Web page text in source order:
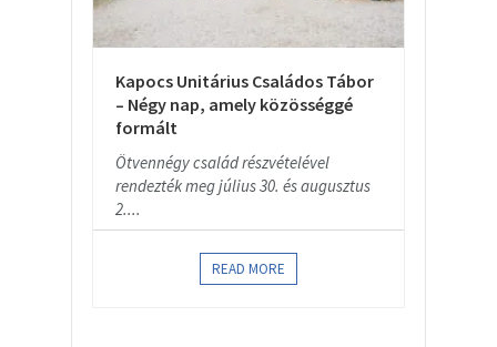
Kapocs Unitárius Családos Tábor
– Négy nap, amely közösséggé
formált
Ötvennégy család részvételével
rendezték meg július 30. és augusztus
2....
READ MORE